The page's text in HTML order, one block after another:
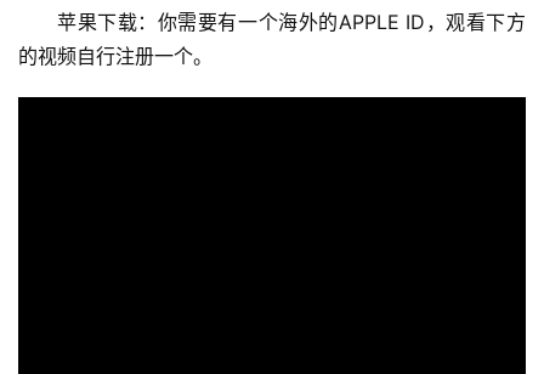
苹果下载：你需要有一个海外的APPLE ID，观看下方
的视频自行注册一个。